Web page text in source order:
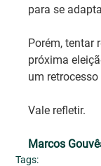
para se
Porém, tentar
próxima
um
Vale refletir.
Marcos
Tags: